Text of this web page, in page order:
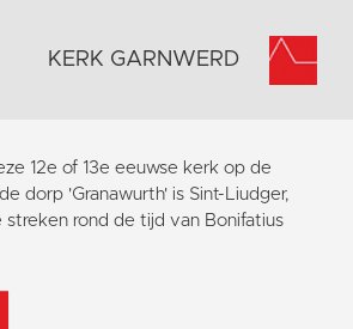
KERK GARNWERD
12e of 13e eeuwse kerk op de
dorp 'Granawurth' is Sint-Liudger,
streken rond de tijd van Bonifatius